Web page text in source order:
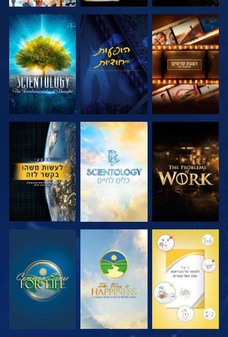
בדוק את הסדרה צפה בדוק את הסדרה
בדוק את הסדרה בדוק את הסדרה צפה
צפה צפה צפה